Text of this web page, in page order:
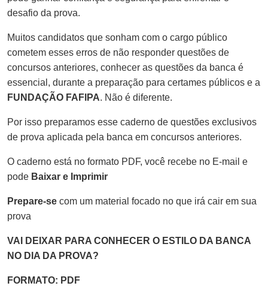
desafio da prova.
Muitos candidatos que sonham com o cargo público
cometem esses erros de não responder questões de
concursos anteriores, conhecer as questões da banca é
essencial, durante a preparação para certames públicos e a
FUNDAÇÃO FAFIPA. Não é diferente.
Por isso preparamos esse caderno de questões exclusivos
de prova aplicada pela banca em concursos anteriores.
O caderno está no formato PDF, você recebe no E-mail e
pode Baixar e Imprimir
Prepare-se com um material focado no que irá cair em sua
prova
VAI DEIXAR PARA CONHECER O ESTILO DA BANCA
NO DIA DA PROVA?
FORMATO: PDF